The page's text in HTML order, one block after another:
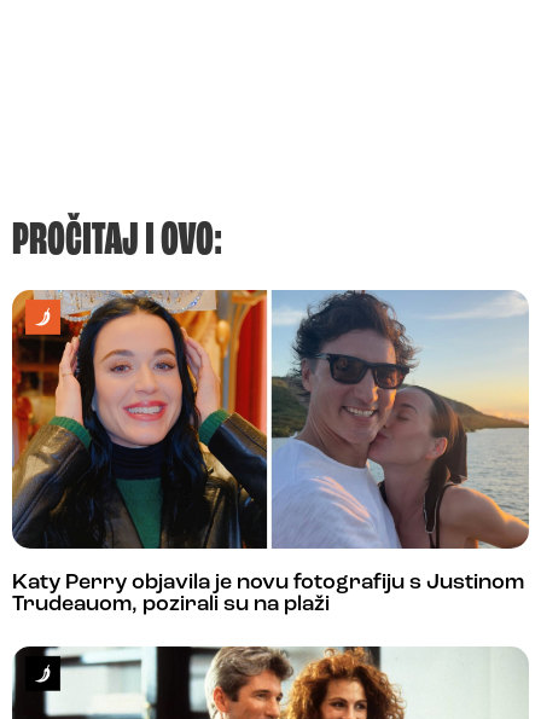
PROČITAJ I OVO:
Katy Perry objavila je novu fotografiju s Justinom
Trudeauom, pozirali su na plaži